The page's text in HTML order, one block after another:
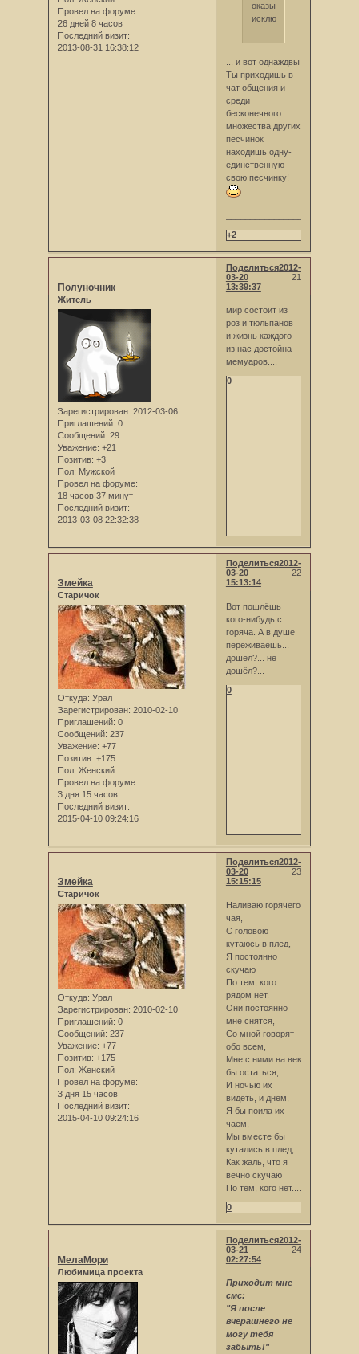
Провел на форуме:
26 дней 8 часов
Последний визит:
2013-08-31 16:38:12
оказываются
исключениями.
... и вот однаждвы
Ты приходишь в
чат общения и
среди
бесконечного
множества других
песчинок
находишь одну-
единственную -
свою песчинку!
+2
Поделиться
21
2012-
03-20
13:39:37
Полуночник
Житель
Зарегистрирован: 2012-03-06
Приглашений: 0
Сообщений: 29
Уважение: +21
Позитив: +3
Пол: Мужской
Провел на форуме:
18 часов 37 минут
Последний визит:
2013-03-08 22:32:38
мир состоит из
роз и тюльпанов
и жизнь каждого
из нас достойна
мемуаров....
0
Поделиться
22
2012-
03-20
15:13:14
Змейка
Старичок
Откуда: Урал
Зарегистрирован: 2010-02-10
Приглашений: 0
Сообщений: 237
Уважение: +77
Позитив: +175
Пол: Женский
Провел на форуме:
3 дня 15 часов
Последний визит:
2015-04-10 09:24:16
Вот пошлёшь
кого-нибудь с
горяча. А в душе
переживаешь...
дошёл?... не
дошёл?...
0
Поделиться
23
2012-
03-20
15:15:15
Змейка
Старичок
Откуда: Урал
Зарегистрирован: 2010-02-10
Приглашений: 0
Сообщений: 237
Уважение: +77
Позитив: +175
Пол: Женский
Провел на форуме:
3 дня 15 часов
Последний визит:
2015-04-10 09:24:16
Наливаю горячего
чая,
С головою
кутаюсь в плед,
Я постоянно
скучаю
По тем, кого
рядом нет.
Они постоянно
мне снятся,
Со мной говорят
обо всем,
Мне с ними на век
бы остаться,
И ночью их
видеть, и днём,
Я бы поила их
чаем,
Мы вместе бы
кутались в плед,
Как жаль, что я
вечно скучаю
По тем, кого нет....
0
Поделиться
24
2012-
03-21
02:27:54
МелаМори
Любимица проекта
Приходит мне
смс:
"Я после
вчерашнего не
могу тебя
забыть!"